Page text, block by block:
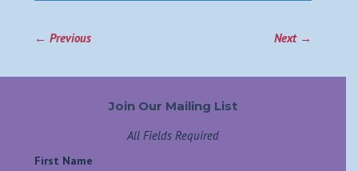
←Previous Next→
Join Our Mailing List
All Fields Required
First Name